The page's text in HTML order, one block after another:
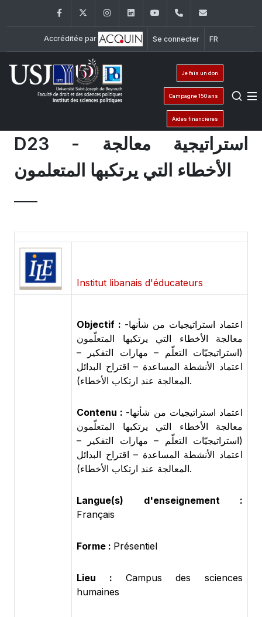
FacebookTwitter InstagramLinkedInYouTube+961 (1) 421 443
Accréditée par Se connecter FR
Je fais un don
Campagne 150 ans
Aides financières
D23 - استراتيجية معالجة
الأخطاء التي يرتكبها المتعلمون
Institut libanais d'éducateurs
Objectif : -اعتماد استراتيجيات من شأنها
معالجة الأخطاء التي يرتكبها المتعلّمون
(استراتيجيّات التعلّم – مهارات التفكير –
اعتماد الأنشطة المساعدة – اقتراح البدائل
المعالجة عند ارتكاب الأخطاء).
Contenu : -اعتماد استراتيجيات من شأنها
معالجة الأخطاء التي يرتكبها المتعلّمون
(استراتيجيّات التعلّم – مهارات التفكير –
اعتماد الأنشطة المساعدة – اقتراح البدائل
المعالجة عند ارتكاب الأخطاء).
Langue(s) d'enseignement :
Français
Forme : Présentiel
Lieu : Campus des sciences
humaines